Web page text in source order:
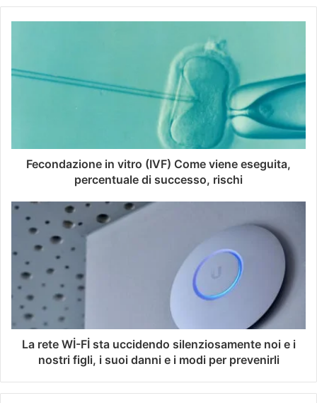
Fecondazione in vitro (IVF) Come viene eseguita,
percentuale di successo, rischi
La rete Wİ-Fİ sta uccidendo silenziosamente noi e i
nostri figli, i suoi danni e i modi per prevenirli